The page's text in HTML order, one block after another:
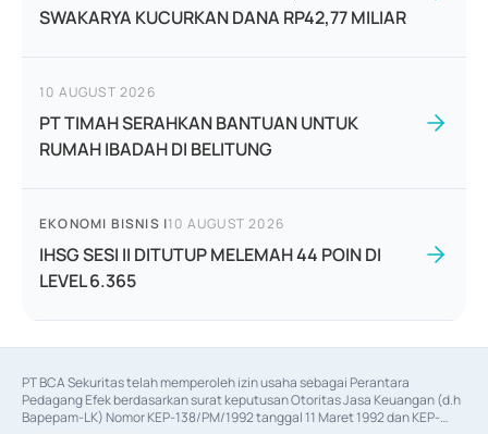
SWAKARYA KUCURKAN DANA RP42,77 MILIAR
10 AUGUST 2026
PT TIMAH SERAHKAN BANTUAN UNTUK
RUMAH IBADAH DI BELITUNG
EKONOMI BISNIS |10 AUGUST 2026
IHSG SESI II DITUTUP MELEMAH 44 POIN DI
LEVEL 6.365
PT BCA Sekuritas telah memperoleh izin usaha sebagai Perantara
Pedagang Efek berdasarkan surat keputusan Otoritas Jasa Keuangan (d.h
Bapepam-LK) Nomor KEP-138/PM/1992 tanggal 11 Maret 1992 dan KEP-